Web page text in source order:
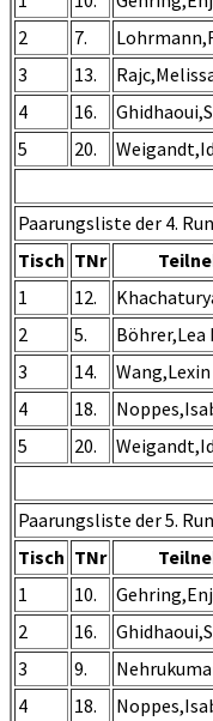
2
7.
3
13.
4
16.
5
20.
Paarungsliste der 4.
Tisch TNr
1
12.
2
5. Böhrer,Lea
3
14.
4
18.
5
20.
Paarungsliste der 5.
Tisch TNr
1
10.
2
16.
3
9.
4
18.